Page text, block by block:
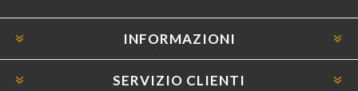
INFORMAZIONI
SERVIZIO CLIENTI